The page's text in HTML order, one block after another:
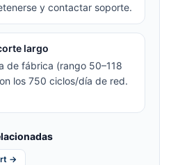
y contactar soporte.
largo
de fábrica (rango 50–118
los 750 ciclos/día de red.
→